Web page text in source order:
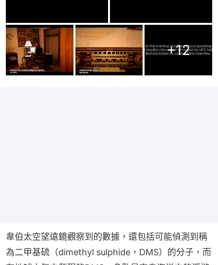
+12
韋伯太空望遠鏡觀察到的數據，還包括可能偵測到稱
為二甲基硫（dimethyl sulphide，DMS）的分子，而